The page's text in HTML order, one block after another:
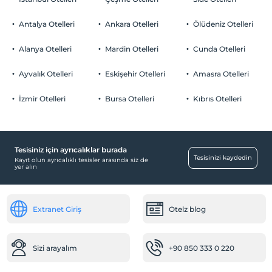
Otopark (Tesis disinda)
Özel Notları Görmek İçin Tıklayınız.
Restoranda bebek sandalyesi
Çalışma Alanları
Tv odası
Öne Çıkan Özellikler
Çocuklar
Her bir oda için 5 yaşına kadar 1 çocuk ücretsizdir
Antalya Otelleri
Alanya Otelleri
Ayvalık Otelleri
İzmir Otelleri
Ankara Otelleri
Mardin Otelleri
Eskişehir Otelleri
Bursa Otelleri
Ölüdeniz Otelleri
Cunda Otelleri
Amasra Otelleri
Kıbrıs Otelleri
Tesisiniz için ayrıcalıklar burada
Kayıt olun ayrıcalıklı tesisler arasında siz de
yer alın
Tesisinizi kaydedin
Extranet Giriş Otelz blog
Sizi arayalım +90 850 333 0 220